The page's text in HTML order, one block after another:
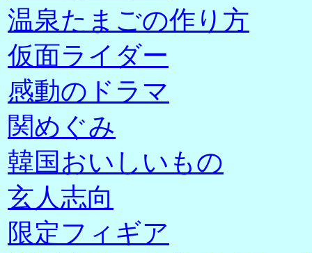
温泉たまごの作り方
仮面ライダー
感動のドラマ
関めぐみ
韓国おいしいもの
玄人志向
限定フィギア